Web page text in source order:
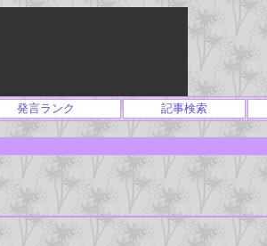
発言ランク 記事検索